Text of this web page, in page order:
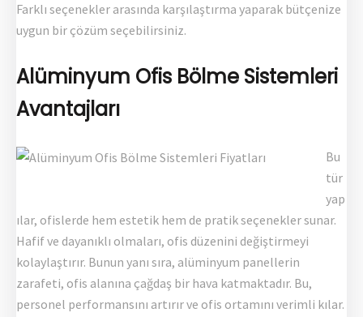
Farklı seçenekler arasında karşılaştırma yaparak bütçenize
uygun bir çözüm seçebilirsiniz.
Alüminyum Ofis Bölme Sistemleri
Avantajları
Bu
tür
yap
ılar, ofislerde hem estetik hem de pratik seçenekler sunar.
Hafif ve dayanıklı olmaları, ofis düzenini değiştirmeyi
kolaylaştırır. Bunun yanı sıra, alüminyum panellerin
zarafeti, ofis alanına çağdaş bir hava katmaktadır. Bu,
personel performansını artırır ve ofis ortamını verimli kılar.